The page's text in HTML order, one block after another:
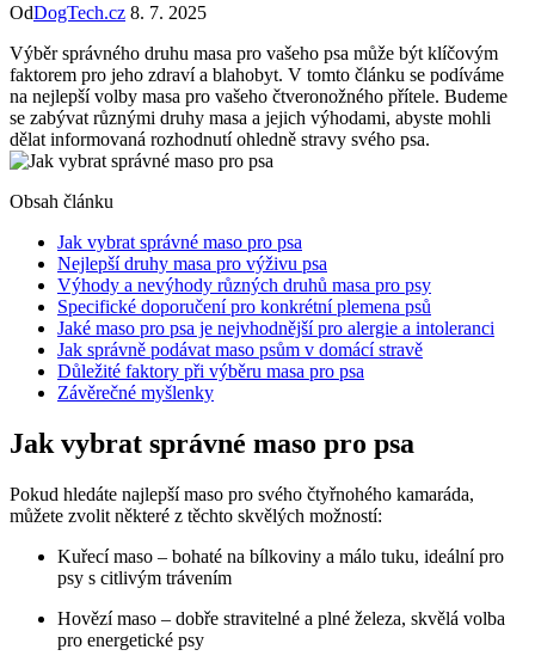
OdDogTech.cz 8. 7. 2025
Výběr správného druhu masa pro vašeho psa může být klíčovým
faktorem pro jeho zdraví a blahobyt. V tomto článku se podíváme
na nejlepší volby masa pro vašeho čtveronožného přítele. Budeme
se zabývat různými druhy masa a jejich výhodami, abyste mohli
dělat informovaná rozhodnutí ohledně stravy svého psa.
Obsah článku
Jak vybrat správné maso pro psa
Nejlepší druhy masa pro výživu psa
Výhody a nevýhody různých druhů masa pro psy
Specifické doporučení pro konkrétní plemena psů
Jaké maso pro psa je nejvhodnější pro alergie a intoleranci
Jak správně podávat maso psům v domácí stravě
Důležité faktory při výběru masa pro psa
Závěrečné myšlenky
Jak vybrat správné maso pro psa
Pokud hledáte najlepší maso pro svého čtyřnohého kamaráda,
můžete zvolit některé z těchto skvělých možností:
Kuřecí maso – bohaté na bílkoviny a málo tuku, ideální pro
psy s citlivým trávením
Hovězí maso – dobře stravitelné a plné železa, skvělá volba
pro energetické psy